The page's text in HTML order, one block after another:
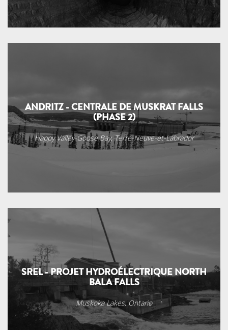
ANDRITZ - CENTRALE DE MUSKRAT FALLS
(PHASE 2)
Happy Valley-Goose Bay, Terre-Neuve-et-Labrador
SREL - PROJET HYDROÉLECTRIQUE NORTH
BALA FALLS
Muskoka Lakes, Ontario